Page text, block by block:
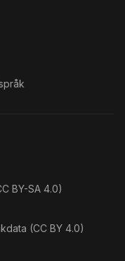
BY-SA 4.0)
(CC BY 4.0)